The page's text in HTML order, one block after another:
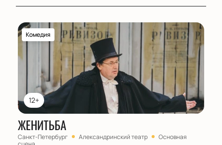
12+
Комедия
ЖЕНИТЬБА
Санкт-Петербург Александринский театр
Основная